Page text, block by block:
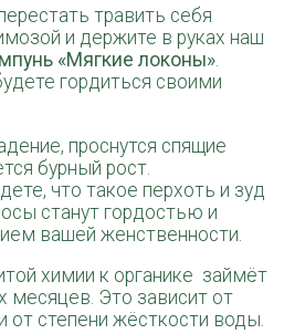
травить себя
и держите в руках наш
«Мягкие локоны».
гордиться своими
проснутся спящие
бурный рост.
что такое перхоть и зуд
станут гордостью и
вашей женственности.
химии к органике займёт
месяцев. Это зависит от
от степени жёсткости воды.